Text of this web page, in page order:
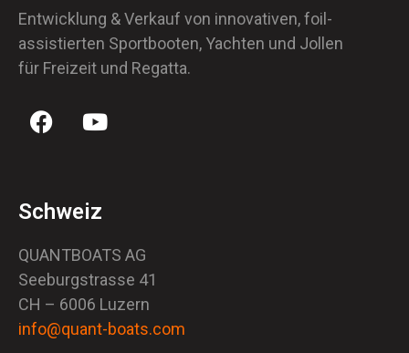
Entwicklung & Verkauf von innovativen, foil-
assistierten Sportbooten, Yachten und Jollen
für Freizeit und Regatta.
Schweiz
QUANTBOATS AG
Seeburgstrasse 41
CH – 6006 Luzern
info@quant-boats.com